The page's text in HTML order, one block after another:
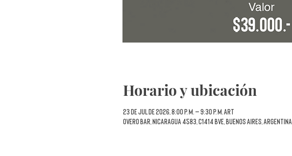
Horario y ubicación
23 de jul de 2026, 8:00 p. m. – 9:30 p. m. ART
Overo Bar, Nicaragua 4583, C1414 BVE, Buenos Aires, Argentina